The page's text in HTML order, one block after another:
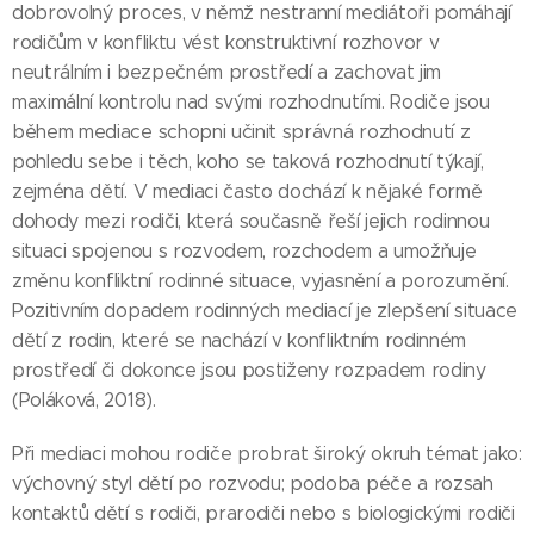
dobrovolný proces, v němž nestranní mediátoři pomáhají
rodičům v konfliktu vést konstruktivní rozhovor v
neutrálním i bezpečném prostředí a zachovat jim
maximální kontrolu nad svými rozhodnutími. Rodiče jsou
během mediace schopni učinit správná rozhodnutí z
pohledu sebe i těch, koho se taková rozhodnutí týkají,
zejména dětí. V mediaci často dochází k nějaké formě
dohody mezi rodiči, která současně řeší jejich rodinnou
situaci spojenou s rozvodem, rozchodem a umožňuje
změnu konfliktní rodinné situace, vyjasnění a porozumění.
Pozitivním dopadem rodinných mediací je zlepšení situace
dětí z rodin, které se nachází v konfliktním rodinném
prostředí či dokonce jsou postiženy rozpadem rodiny
(Poláková, 2018).
Při mediaci mohou rodiče probrat široký okruh témat jako:
výchovný styl dětí po rozvodu; podoba péče a rozsah
kontaktů dětí s rodiči, prarodiči nebo s biologickými rodiči